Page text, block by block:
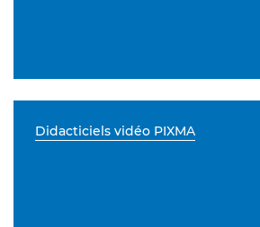
Didacticiels vidéo PIXMA